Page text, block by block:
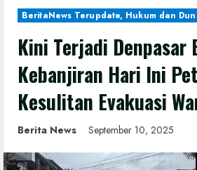
BeritaNews Terupdate, Hukum dan
Kini Terjadi Denpasar
Kebanjiran Hari Ini
Kesulitan Evakuasi
Berita News September 10, 2025